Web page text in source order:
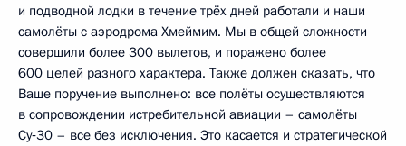
и подводной лодки в течение трёх дней работали и наши
самолёты с аэродрома Хмеймим. Мы в общей сложности
совершили более 300 вылетов, и поражено более
600 целей разного характера. Также должен сказать, что
Ваше поручение выполнено: все полёты осуществляются
в сопровождении истребительной авиации – самолёты
Су‑30 – все без исключения. Это касается и стратегической